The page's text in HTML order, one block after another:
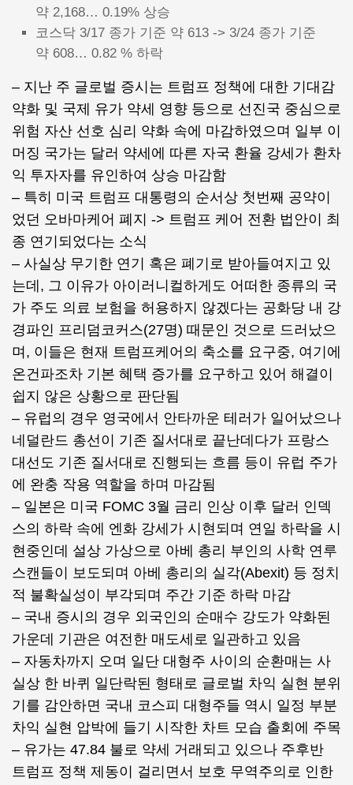
약 2,168… 0.19% 상승
코스닥 3/17 종가 기준 약 613 -> 3/24 종가 기준
약 608… 0.82 % 하락
– 지난 주 글로벌 증시는 트럼프 정책에 대한 기대감
약화 및 국제 유가 약세 영향 등으로 선진국 중심으로
위험 자산 선호 심리 약화 속에 마감하였으며 일부 이
머징 국가는 달러 약세에 따른 자국 환율 강세가 환차
익 투자자를 유인하여 상승 마감함
– 특히 미국 트럼프 대통령의 순서상 첫번째 공약이
었던 오바마케어 폐지 -> 트럼프 케어 전환 법안이 최
종 연기되었다는 소식
– 사실상 무기한 연기 혹은 폐기로 받아들여지고 있
는데, 그 이유가 아이러니컬하게도 어떠한 종류의 국
가 주도 의료 보험을 허용하지 않겠다는 공화당 내 강
경파인 프리덤코커스(27명) 때문인 것으로 드러났으
며, 이들은 현재 트럼프케어의 축소를 요구중, 여기에
온건파조차 기본 혜택 증가를 요구하고 있어 해결이
쉽지 않은 상황으로 판단됨
– 유럽의 경우 영국에서 안타까운 테러가 일어났으나
네덜란드 총선이 기존 질서대로 끝난데다가 프랑스
대선도 기존 질서대로 진행되는 흐름 등이 유럽 주가
에 완충 작용 역할을 하며 마감됨
– 일본은 미국 FOMC 3월 금리 인상 이후 달러 인덱
스의 하락 속에 엔화 강세가 시현되며 연일 하락을 시
현중인데 설상 가상으로 아베 총리 부인의 사학 연루
스캔들이 보도되며 아베 총리의 실각(Abexit) 등 정치
적 불확실성이 부각되며 주간 기준 하락 마감
– 국내 증시의 경우 외국인의 순매수 강도가 약화된
가운데 기관은 여전한 매도세로 일관하고 있음
– 자동차까지 오며 일단 대형주 사이의 순환매는 사
실상 한 바퀴 일단락된 형태로 글로벌 차익 실현 분위
기를 감안하면 국내 코스피 대형주들 역시 일정 부분
차익 실현 압박에 들기 시작한 차트 모습 출회에 주목
– 유가는 47.84 불로 약세 거래되고 있으나 주후반
트럼프 정책 제동이 걸리면서 보호 무역주의로 인한